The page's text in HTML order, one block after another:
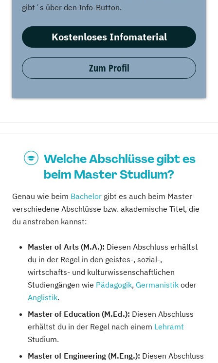
gibt´s über den Info-Button.
Kostenloses Infomaterial
Zum Profil
Welche Abschlüsse gibt es
beim Master Studium?
Genau wie beim Bachelor gibt es auch beim Master
verschiedene Abschlüsse bzw. akademische Titel, die
du anstreben kannst:
Master of Arts (M.A.): Diesen Abschluss erhältst
du in der Regel in den geistes-, sozial-,
wirtschafts- und kulturwissenschaftlichen
Studiengängen wie Pädagogik, Germanistik oder
Anglistik.
Master of Education (M.Ed.): Diesen Abschluss
erhältst du in der Regel nach einem Lehramt
Studium.
Master of Engineering (M.Eng.): Diesen Abschluss